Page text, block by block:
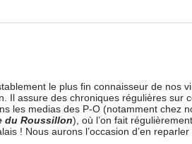
le plus fin connaisseur de nos
Il assure des chroniques régulières sur
les medias des P-O (notamment chez
du Roussillon), où l’on fait
! Nous aurons l’occasion d’en reparler